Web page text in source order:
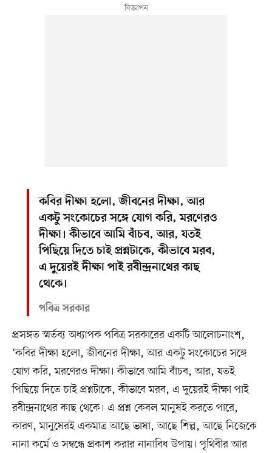
কবির দীক্ষা হলো, জীবনের দীক্ষা, আর
একটু সংকোচের সঙ্গে যোগ করি, মরণেরও
দীক্ষা। কীভাবে আমি বাঁচব, আর, যতই
পিছিয়ে দিতে চাই প্রশ্নটাকে, কীভাবে মরব,
এ দুয়েরই দীক্ষা পাই রবীন্দ্রনাথের কাছ
থেকে।
পবিত্র সরকার
প্রসঙ্গত স্মর্তব্য অধ্যাপক পবিত্র সরকারের একটি আলোচনাংশ,
‘কবির দীক্ষা হলো, জীবনের দীক্ষা, আর একটু সংকোচের সঙ্গে
যোগ করি, মরণেরও দীক্ষা। কীভাবে আমি বাঁচব, আর, যতই
পিছিয়ে দিতে চাই প্রশ্নটাকে, কীভাবে মরব, এ দুয়েরই দীক্ষা পাই
রবীন্দ্রনাথের কাছ থেকে। এ প্রশ্ন কেবল মানুষই করতে পারে,
কারণ, মানুষেরই একমাত্র আছে ভাষা, আছে শিল্প, আছে নিজেকে
নানা কর্মে ও সম্বন্ধে প্রকাশ করার নানাবিধ উপায়। পৃথিবীর আর